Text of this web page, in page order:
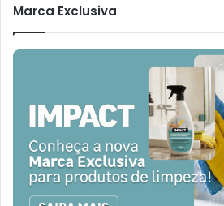
Marca Exclusiva